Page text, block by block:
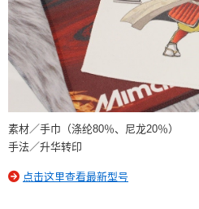
素材／手巾（涤纶80％、尼龙20％）
手法／升华转印
点击这里查看最新型号